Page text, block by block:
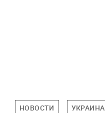
НОВОСТИ УКРАИНА